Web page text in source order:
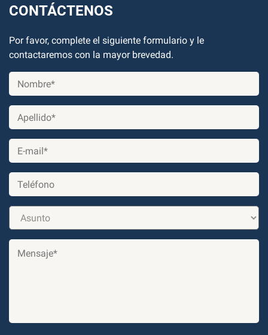
CONTÁCTENOS
Por favor, complete el siguiente formulario y le
contactaremos con la mayor brevedad.